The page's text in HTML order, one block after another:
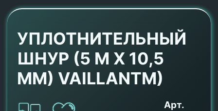
УПЛОТНИТЕЛЬНЫЙ
ШНУР (5 М X 10,5
ММ) VAILLANTМ)
Арт.